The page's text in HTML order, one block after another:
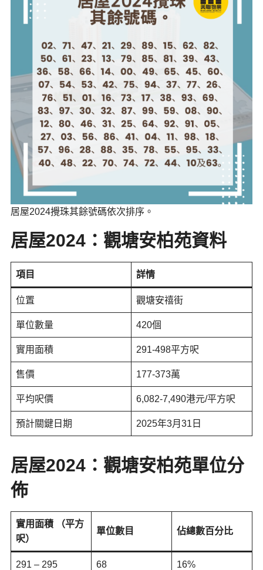
居屋2024攪珠其餘號碼依次排序。
居屋2024： 觀塘安柏苑資料
項目 詳情
位置 觀塘安禧街
單位數量 420個
實用面積 291-498平方呎
售價 177-373萬
平均呎價 6,082-7,490港元/平方呎
預計關鍵日期 2025年3月31日
居屋2024： 觀塘安柏苑單位分
佈
實用面積 （平方
呎）
單位數目 佔總數百分比
291 – 295 68 16%